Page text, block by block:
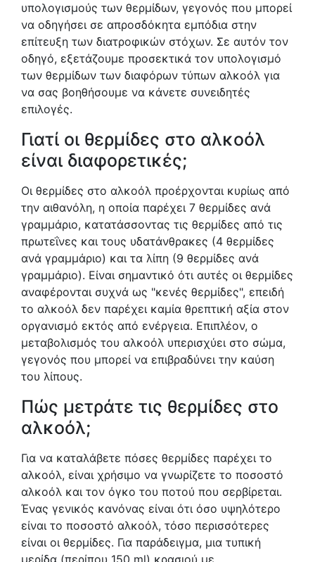
υπολογισμούς των θερμίδων, γεγονός που μπορεί
να οδηγήσει σε απροσδόκητα εμπόδια στην
επίτευξη των διατροφικών στόχων. Σε αυτόν τον
οδηγό, εξετάζουμε προσεκτικά τον υπολογισμό
των θερμίδων των διαφόρων τύπων αλκοόλ για
να σας βοηθήσουμε να κάνετε συνειδητές
επιλογές.
Γιατί οι θερμίδες στο αλκοόλ
είναι διαφορετικές;
Οι θερμίδες στο αλκοόλ προέρχονται κυρίως από
την αιθανόλη, η οποία παρέχει 7 θερμίδες ανά
γραμμάριο, κατατάσσοντας τις θερμίδες από τις
πρωτεΐνες και τους υδατάνθρακες (4 θερμίδες
ανά γραμμάριο) και τα λίπη (9 θερμίδες ανά
γραμμάριο). Είναι σημαντικό ότι αυτές οι θερμίδες
αναφέρονται συχνά ως "κενές θερμίδες", επειδή
το αλκοόλ δεν παρέχει καμία θρεπτική αξία στον
οργανισμό εκτός από ενέργεια. Επιπλέον, ο
μεταβολισμός του αλκοόλ υπερισχύει στο σώμα,
γεγονός που μπορεί να επιβραδύνει την καύση
του λίπους.
Πώς μετράτε τις θερμίδες στο
αλκοόλ;
Για να καταλάβετε πόσες θερμίδες παρέχει το
αλκοόλ, είναι χρήσιμο να γνωρίζετε το ποσοστό
αλκοόλ και τον όγκο του ποτού που σερβίρεται.
Ένας γενικός κανόνας είναι ότι όσο υψηλότερο
είναι το ποσοστό αλκοόλ, τόσο περισσότερες
είναι οι θερμίδες. Για παράδειγμα, μια τυπική
μερίδα (περίπου 150 ml) κρασιού με